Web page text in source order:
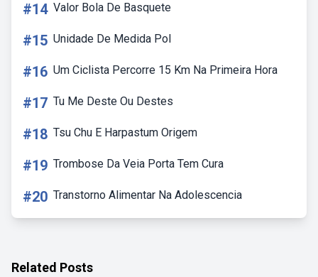
#14 Valor Bola De Basquete
#15 Unidade De Medida Pol
#16 Um Ciclista Percorre 15 Km Na Primeira Hora
#17 Tu Me Deste Ou Destes
#18 Tsu Chu E Harpastum Origem
#19 Trombose Da Veia Porta Tem Cura
#20 Transtorno Alimentar Na Adolescencia
Related Posts